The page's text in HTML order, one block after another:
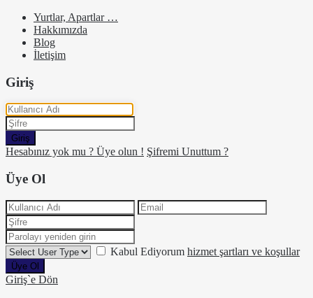
Yurtlar, Apartlar …
Hakkımızda
Blog
İletişim
Giriş
Giriş
Hesabınız yok mu ? Üye olun ! Şifremi Unuttum ?
Üye Ol
Kabul Ediyorum hizmet şartları ve koşullar
Üye Ol
Giriş`e Dön